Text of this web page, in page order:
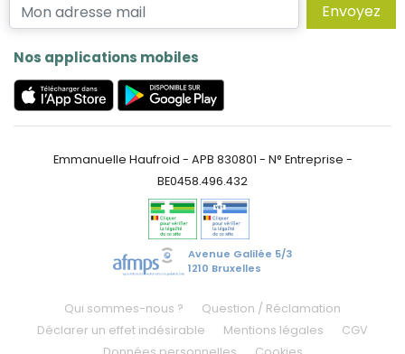
Envoyez
Nos applications mobiles
Emmanuelle Haufroid - APB 830801 - N° Entreprise -
BE0458.496.432
Avenue Galilée 5/3
1210 Bruxelles
Qui sommes-nous ?
Question / Réclamation
Déclarer un effet indésirable
Mentions légales
CGV